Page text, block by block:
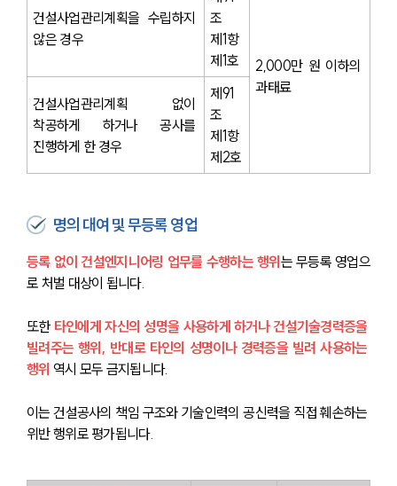
건설사업관리계획을 수립하지
않은 경우
조
제1항
제1호
2,000만 원 이하의
과태료
건설사업관리계획 없이
착공하게 하거나 공사를
진행하게 한 경우
제91
조
제1항
제2호
명의 대여 및 무등록 영업
등록 없이 건설엔지니어링 업무를 수행하는 행위 는 무등록 영업으
로 처벌 대상이 됩니다.
또한 타인에게 자신의 성명을 사용하게 하거나 건설기술경력증을
빌려주는 행위, 반대로 타인의 성명이나 경력증을 빌려 사용하는
행위 역시 모두 금지됩니다.
이는 건설공사의 책임 구조와 기술인력의 공신력을 직접 훼손하는
위반 행위로 평가됩니다.